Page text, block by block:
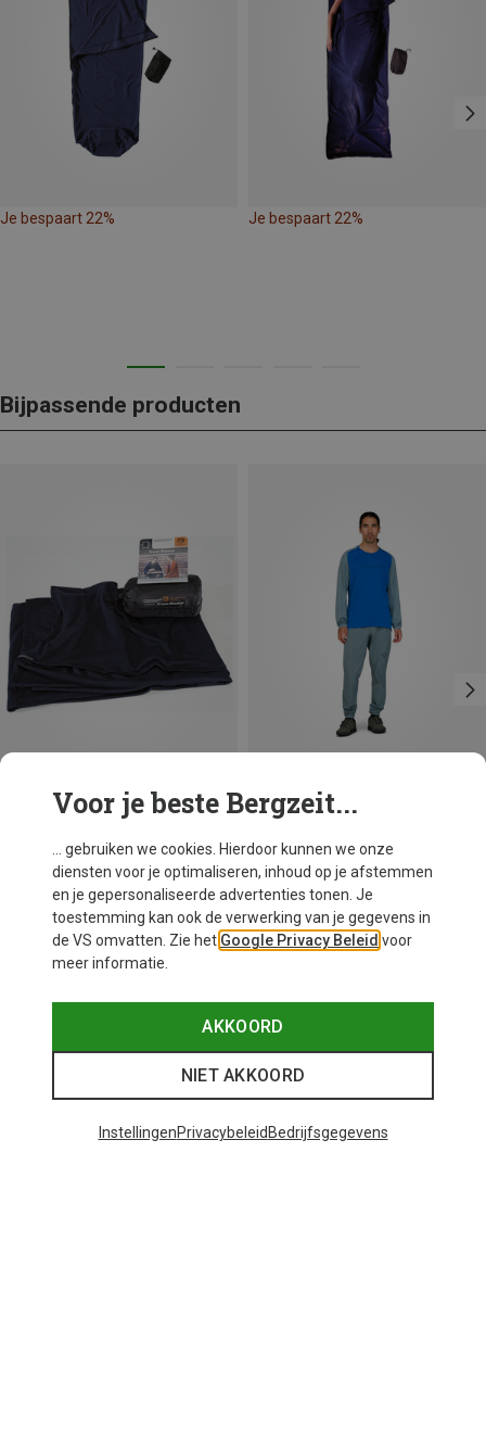
Je bespaart 22% Je bespaart 22%
Bijpassende producten
Je bespaart 10%
Norrona
€ 78,95
S M XL
Voor je beste Bergzeit...
... gebruiken we cookies. Hierdoor kunnen we onze
diensten voor je optimaliseren, inhoud op je afstemmen
en je gepersonaliseerde advertenties tonen. Je
toestemming kan ook de verwerking van je gegevens in
de VS omvatten. Zie het Google Privacy Beleid voor
meer informatie.
AKKOORD
NIET AKKOORD
InstellingenPrivacybeleid Bedrijfsgegevens